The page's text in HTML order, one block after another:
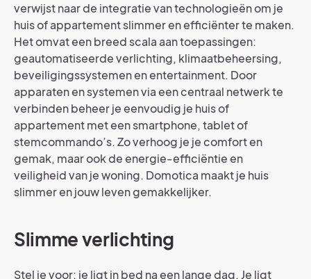
verwijst naar de integratie van technologieën om je
huis of appartement slimmer en efficiënter te maken.
Het omvat een breed scala aan toepassingen:
geautomatiseerde verlichting, klimaatbeheersing,
beveiligingssystemen en entertainment. Door
apparaten en systemen via een centraal netwerk te
verbinden beheer je eenvoudig je huis of
appartement met een smartphone, tablet of
stemcommando’s. Zo verhoog je je comfort en
gemak, maar ook de energie-efficiëntie en
veiligheid van je woning. Domotica maakt je huis
slimmer en jouw leven gemakkelijker.
Slimme verlichting
Stel je voor: je ligt in bed na een lange dag. Je ligt